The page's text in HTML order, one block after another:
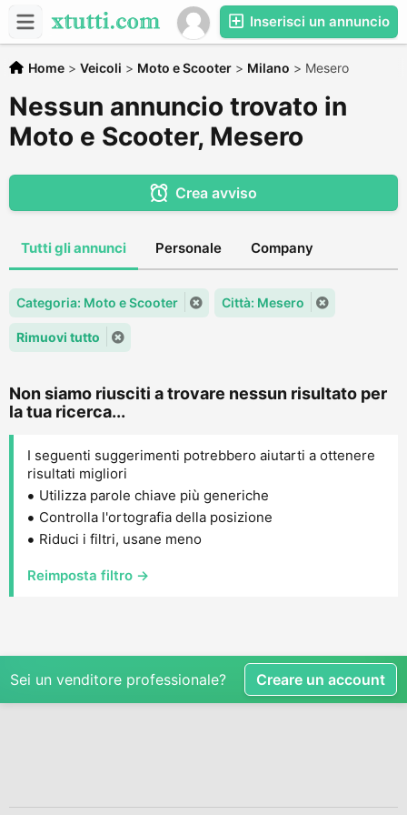
Inserisci un annuncio
Home > Veicoli > Moto e Scooter > Milano > Mesero
Nessun annuncio trovato in
Moto e Scooter, Mesero
Crea avviso
Tutti gli annunci Personale Company
Categoria: Moto e Scooter Città: Mesero
Rimuovi tutto
Non siamo riusciti a trovare nessun risultato per
la tua ricerca...
I seguenti suggerimenti potrebbero aiutarti a ottenere
risultati migliori
Utilizza parole chiave più generiche
Controlla l'ortografia della posizione
Riduci i filtri, usane meno
Reimposta filtro →
Sei un venditore professionale? Creare un account